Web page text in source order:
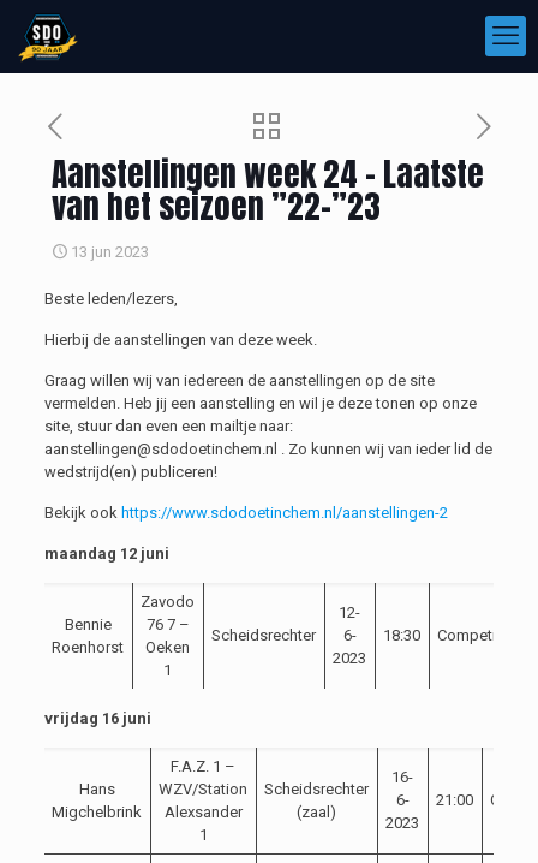
Aanstellingen week 24 – Laatste
van het seizoen ”22-”23
13 jun 2023
Beste leden/lezers,
Hierbij de aanstellingen van deze week.
Graag willen wij van iedereen de aanstellingen op de site
vermelden. Heb jij een aanstelling en wil je deze tonen op onze
site, stuur dan even een mailtje naar:
aanstellingen@sdodoetinchem.nl . Zo kunnen wij van ieder lid de
wedstrijd(en) publiceren!
Bekijk ook https://www.sdodoetinchem.nl/aanstellingen-2
maandag 12 juni
Bennie
Roenhorst
Zavodo
76 7 –
Oeken
1
Scheidsrechter
12-
6-
2023
18:30 Competitie
vrijdag 16 juni
Hans
Migchelbrink
F.A.Z. 1 –
WZV/Station
Alexsander
1
Scheidsrechter
(zaal)
16-
6-
2023
21:00